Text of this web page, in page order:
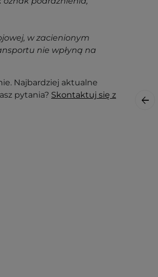
w zacienionym
nie wpłyną na
Najbardziej aktualne
pytania? Skontaktuj się z